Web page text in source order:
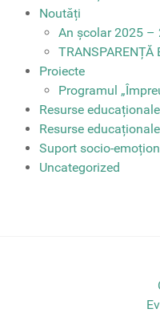
Noutăți
An școlar 2025 –
TRANSPARENȚĂ
Proiecte
Programul
Resurse
Resurse
Suport socio-
Uncategorized